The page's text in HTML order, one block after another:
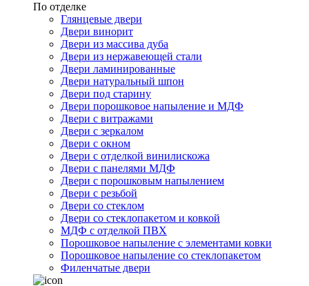
По отделке
Глянцевые двери
Двери винорит
Двери из массива дуба
Двери из нержавеющей стали
Двери ламинированные
Двери натуральный шпон
Двери под старину
Двери порошковое напыление и МДФ
Двери с витражами
Двери с зеркалом
Двери с окном
Двери с отделкой винилискожа
Двери с панелями МДФ
Двери с порошковым напылением
Двери с резьбой
Двери со стеклом
Двери со стеклопакетом и ковкой
МДФ с отделкой ПВХ
Порошковое напыление с элементами ковки
Порошковое напыление со стеклопакетом
Филенчатые двери